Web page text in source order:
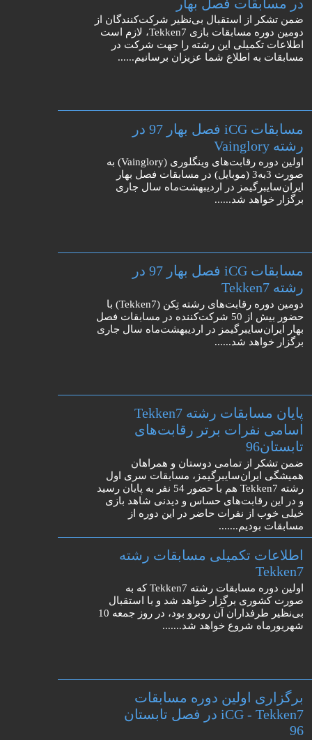
در مسابقات فصل بهار
ضمن تشکر از استقبال بی‌نظیر شرکت‌کنندگان از
دومین دوره مسابقات بازی Tekken7، لازم است
اطلاعات تکمیلی این رشته را جهت شرکت در
مسابقات به اطلاع شما عزیزان برسانیم......
مسابقات iCG فصل بهار 97 در
رشته Vainglory
اولین دوره رقابت‌های وینگلوری (Vainglory) به
صورت 3به3 (موبایل) در مسابقات فصل بهار
ایران‌سایبرگیمز در اردیبهشت‌ماه سال جاری
برگزار خواهد شد......
مسابقات iCG فصل بهار 97 در
رشته Tekken7
دومین دوره رقابت‌های رشته تِکن (Tekken7) با
حضور بیش از 50 شرکت‌کننده در مسابقات فصل
بهار ایران‌سایبرگیمز در اردیبهشت‌ماه سال جاری
برگزار خواهد شد......
پایان مسابقات رشته Tekken7
اسامی نفرات برتر رقابت‌های
تابستان96
ضمن تشکر از تمامی دوستان و همراهان
همیشگی ایران‌سایبرگیمز، مسابقات سری اول
رشته Tekken7 هم با حضور 54 نفر به پایان رسید
و در این رقابت‌های حساس و دیدنی شاهد بازی
خیلی خوب از نفرات حاضر در این دوره از
مسابقات بودیم.......
اطلاعات تکمیلی مسابقات رشته
Tekken7
اولین دوره مسابقات رشته Tekken7 که به
صورت کشوری برگزار خواهد شد و با استقبال
بی‌نظیر طرفداران آن روبرو بود، در روز جمعه 10
شهریورماه شروع خواهد شد.......
برگزاری اولین دوره مسابقات
iCG - Tekken7 در فصل تابستان
96